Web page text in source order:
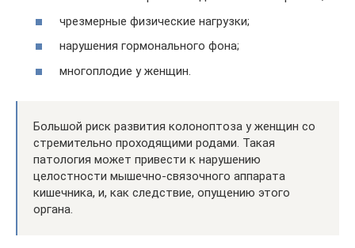
чрезмерные физические нагрузки;
нарушения гормонального фона;
многоплодие у женщин.
Большой риск развития колоноптоза у женщин со
стремительно проходящими родами. Такая
патология может привести к нарушению
целостности мышечно-связочного аппарата
кишечника, и, как следствие, опущению этого
органа.